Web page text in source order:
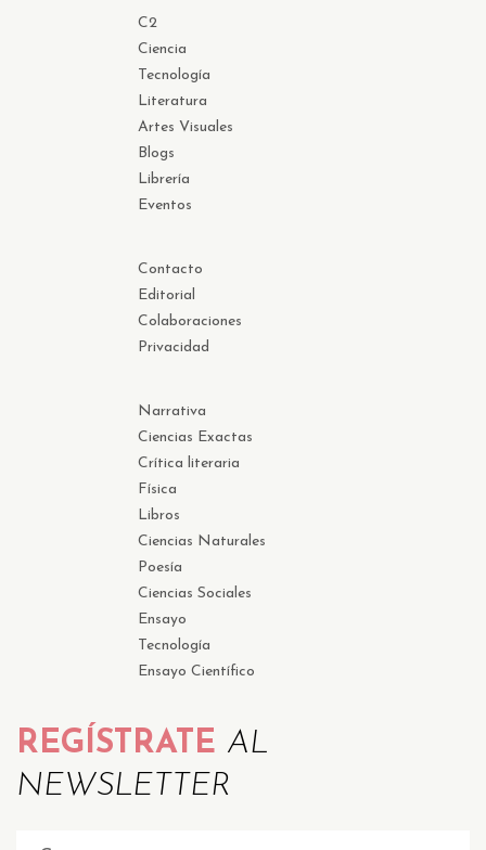
C2
Ciencia
Tecnología
Literatura
Artes Visuales
Blogs
Librería
Eventos
Contacto
Editorial
Colaboraciones
Privacidad
Narrativa
Ciencias Exactas
Crítica literaria
Física
Libros
Ciencias Naturales
Poesía
Ciencias Sociales
Ensayo
Tecnología
Ensayo Científico
REGÍSTRATE AL
NEWSLETTER